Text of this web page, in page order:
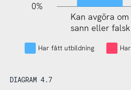
0%
Kan avgöra
sann eller falsk
Kan avgöra
sann eller falsk
Har fått utbildning
DIAGRAM 4.7